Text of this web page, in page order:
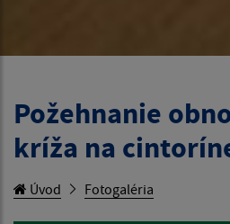
Požehnanie
kríža na
Úvod Fotogaléria